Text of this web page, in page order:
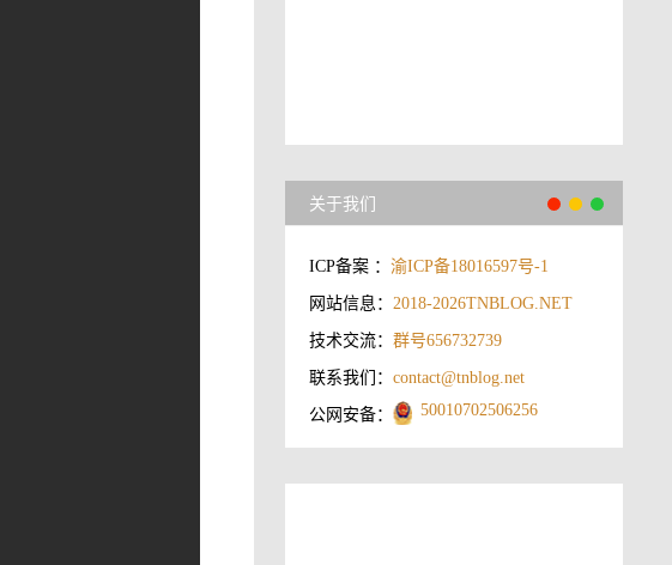
关于我们
ICP备案 ：渝ICP备18016597号-1
网站信息：2018-2026TNBLOG.NET
技术交流：群号656732739
联系我们：contact@tnblog.net
公网安备： 50010702506256